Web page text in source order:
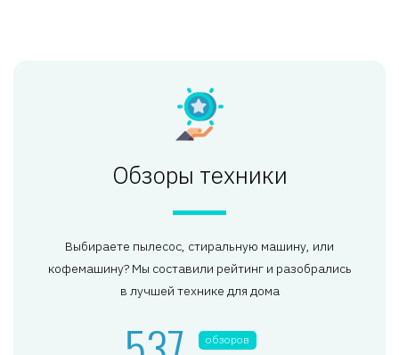
Обзоры техники
Выбираете пылесос, стиральную машину, или
кофемашину? Мы составили рейтинг и разобрались
в лучшей технике для дома
обзоров